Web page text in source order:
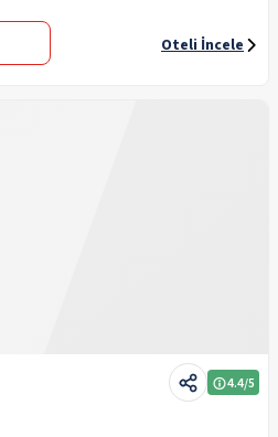
Oteli İncele
4.4/5